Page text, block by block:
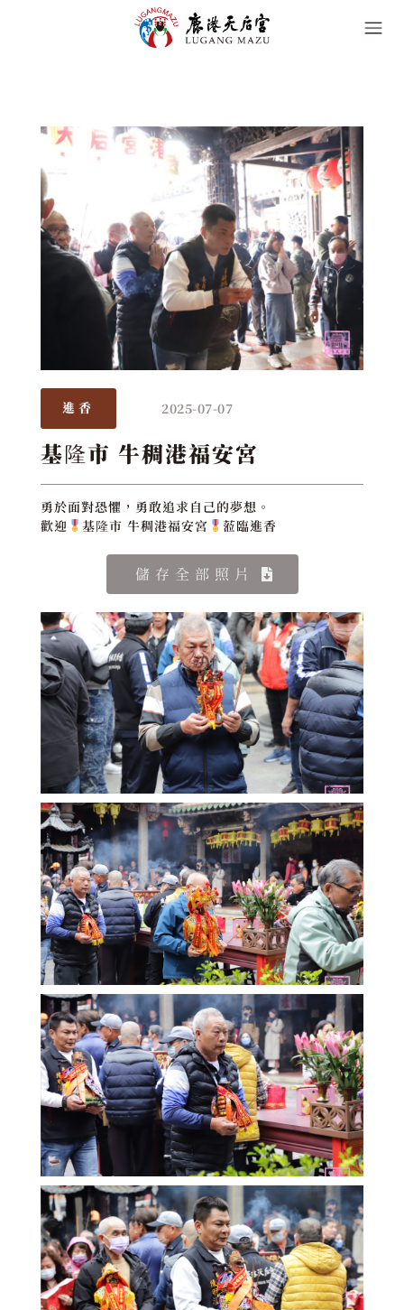
進香 2025-07-07
基隆市 牛稠港福安宮
勇於面對恐懼，勇敢追求自己的夢想。
歡迎
基隆市 牛稠港福安宮 蒞臨進香
儲存全部照片